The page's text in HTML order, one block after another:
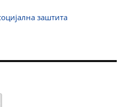
заштита